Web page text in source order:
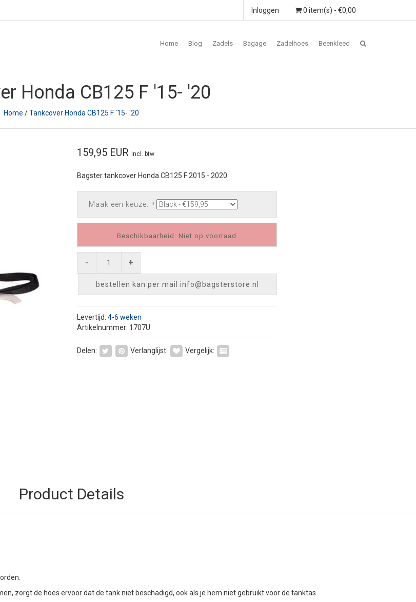
0 item(s) - €0,00
Inloggen
Home Blog Zadels Bagage Zadelhoes Beenkleed
Honda CB125 F '15- '20
Home /Tankcover Honda CB125 F '15- '20
159,95 EUR Incl. btw
Bagster tankcover Honda CB125 F 2015 - 2020
Maak een keuze: *
Beschikbaarheid: Niet op voorraad
- +
bestellen kan per mail info@bagsterstore.nl
Levertijd: 4-6 weken
Artikelnummer: 1707U
Delen: Verlanglijst: Vergelijk:
Product Details
zorgt de hoes ervoor dat de tank niet beschadigd, ook als je hem niet gebruikt voor de tanktas.